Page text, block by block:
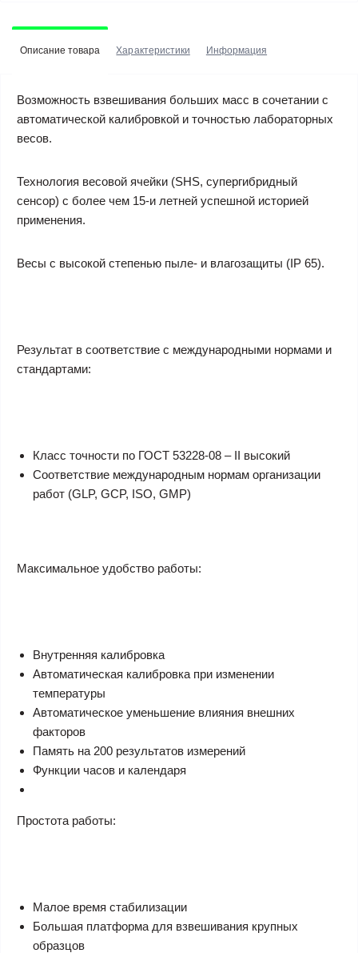
Описание товара Характеристики Информация
Возможность взвешивания больших масс в сочетании с
автоматической калибровкой и точностью лабораторных
весов.
Технология весовой ячейки (SHS, супергибридный
сенсор) с более чем 15-и летней успешной историей
применения.
Весы с высокой степенью пыле- и влагозащиты (IP 65).
Результат в соответствие с международными нормами и
стандартами:
Класс точности по ГОСТ 53228-08 – II высокий
Соответствие международным нормам организации
работ (GLP, GCP, ISO, GMP)
Максимальное удобство работы:
Внутренняя калибровка
Автоматическая калибровка при изменении
температуры
Автоматическое уменьшение влияния внешних
факторов
Память на 200 результатов измерений
Функции часов и календаря
Простота работы:
Малое время стабилизации
Большая платформа для взвешивания крупных
образцов